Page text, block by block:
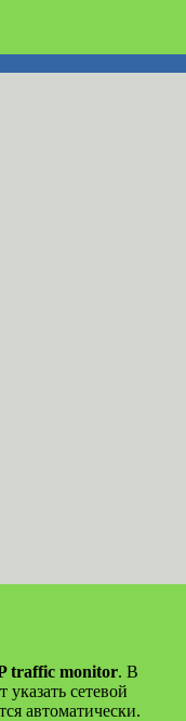
traffic monitor. В
сетевой
автоматически.